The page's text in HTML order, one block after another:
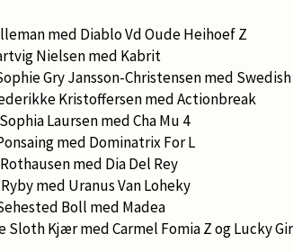
med Diablo Vd Oude Heihoef Z
Nielsen med Kabrit
Gry Jansson-Christensen med
Kristoffersen med Actionbreak
Laursen med Cha Mu 4
med Dominatrix For L
med Dia Del Rey
med Uranus Van Loheky
Boll med Madea
Sloth Kjær med Carmel Fomia Z og Lucky